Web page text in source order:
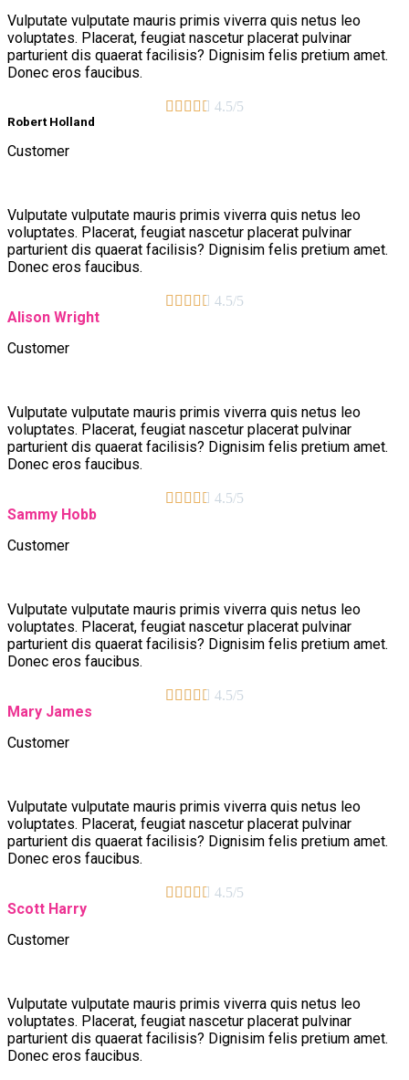
Vulputate vulputate mauris primis viverra quis netus leo
voluptates. Placerat, feugiat nascetur placerat pulvinar
parturient dis quaerat facilisis? Dignisim felis pretium amet.
Donec eros faucibus.
     4.5/5
Robert Holland
Customer
Vulputate vulputate mauris primis viverra quis netus leo
voluptates. Placerat, feugiat nascetur placerat pulvinar
parturient dis quaerat facilisis? Dignisim felis pretium amet.
Donec eros faucibus.
     4.5/5
Alison Wright
Customer
Vulputate vulputate mauris primis viverra quis netus leo
voluptates. Placerat, feugiat nascetur placerat pulvinar
parturient dis quaerat facilisis? Dignisim felis pretium amet.
Donec eros faucibus.
     4.5/5
Sammy Hobb
Customer
Vulputate vulputate mauris primis viverra quis netus leo
voluptates. Placerat, feugiat nascetur placerat pulvinar
parturient dis quaerat facilisis? Dignisim felis pretium amet.
Donec eros faucibus.
     4.5/5
Mary James
Customer
Vulputate vulputate mauris primis viverra quis netus leo
voluptates. Placerat, feugiat nascetur placerat pulvinar
parturient dis quaerat facilisis? Dignisim felis pretium amet.
Donec eros faucibus.
     4.5/5
Scott Harry
Customer
Vulputate vulputate mauris primis viverra quis netus leo
voluptates. Placerat, feugiat nascetur placerat pulvinar
parturient dis quaerat facilisis? Dignisim felis pretium amet.
Donec eros faucibus.